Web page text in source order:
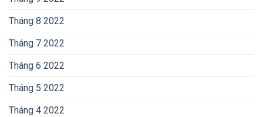
Tháng 8 2022
Tháng 7 2022
Tháng 6 2022
Tháng 5 2022
Tháng 4 2022